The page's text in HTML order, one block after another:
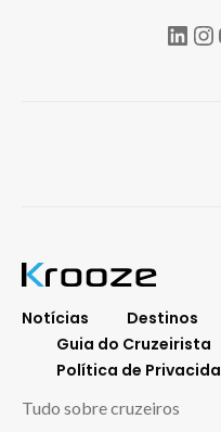
Notícias Destinos
Guia do Cruzeirista
Política de
Tudo sobre cruzeiros